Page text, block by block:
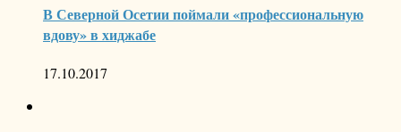
В Северной Осетии поймали «профессиональную
вдову» в хиджабе
17.10.2017